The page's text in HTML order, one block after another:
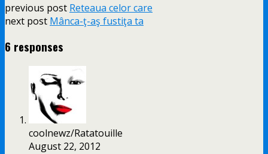
previous post Reteaua celor care
next post Mânca-ţ-aş fustiţa ta
6 responses
coolnewz/Ratatouille
August 22, 2012